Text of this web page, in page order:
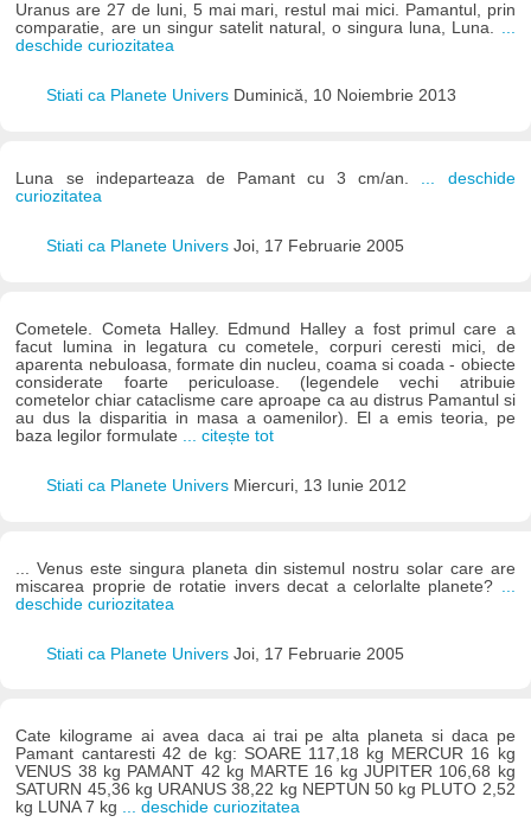
Uranus are 27 de luni, 5 mai mari, restul mai mici. Pamantul, prin
comparatie, are un singur satelit natural, o singura luna, Luna. ...
deschide curiozitatea
Stiati ca Planete Univers Duminică, 10 Noiembrie 2013
Luna se indeparteaza de Pamant cu 3 cm/an. ... deschide
curiozitatea
Stiati ca Planete Univers Joi, 17 Februarie 2005
Cometele. Cometa Halley. Edmund Halley a fost primul care a
facut lumina in legatura cu cometele, corpuri ceresti mici, de
aparenta nebuloasa, formate din nucleu, coama si coada - obiecte
considerate foarte periculoase. (legendele vechi atribuie
cometelor chiar cataclisme care aproape ca au distrus Pamantul si
au dus la disparitia in masa a oamenilor). El a emis teoria, pe
baza legilor formulate
... citește tot
Stiati ca Planete Univers Miercuri, 13 Iunie 2012
... Venus este singura planeta din sistemul nostru solar care are
miscarea proprie de rotatie invers decat a celorlalte planete?
deschide curiozitatea
Stiati ca Planete Univers Joi, 17 Februarie 2005
Cate kilograme ai avea daca ai trai pe alta planeta si daca pe
Pamant cantaresti 42 de kg: SOARE 117,18 kg MERCUR 16 kg
VENUS 38 kg PAMANT 42 kg MARTE 16 kg JUPITER 106,68 kg
SATURN 45,36 kg URANUS 38,22 kg NEPTUN 50 kg PLUTO 2,52
kg LUNA 7 kg ... deschide curiozitatea